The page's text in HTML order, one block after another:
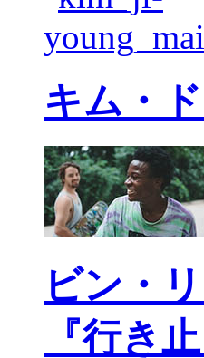
キム・
ビン・
『行き